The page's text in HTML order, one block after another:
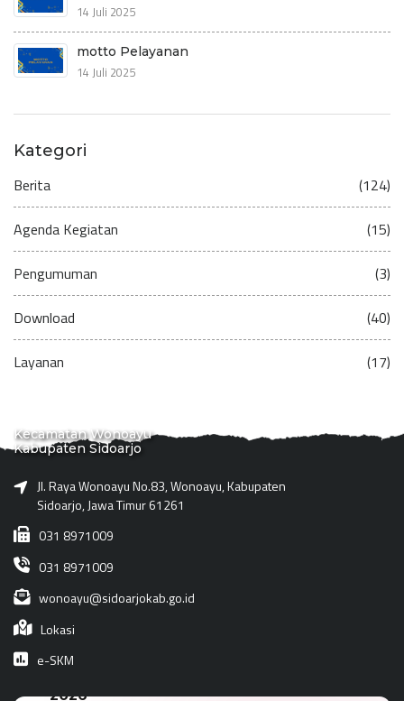
14 Juli 2025
motto Pelayanan
14 Juli 2025
Kategori
Berita (124)
Agenda Kegiatan (15)
Pengumuman (3)
Download (40)
Layanan (17)
Kecamatan Wonoayu
Kabupaten Sidoarjo
Jl. Raya Wonoayu No.83, Wonoayu, Kabupaten
Sidoarjo, Jawa Timur 61261
031 8971009
031 8971009
wonoayu@sidoarjokab.go.id
Lokasi
e-SKM